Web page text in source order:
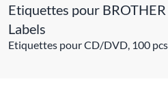
Etiquettes pour
Labels
Etiquettes pour CD/DVD, 100